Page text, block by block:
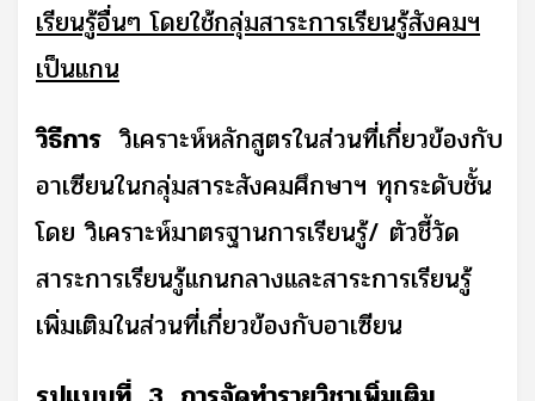
เรียนรู้อื่นๆ โดยใช้กลุ่มสาระการเรียนรู้สังคมฯ
เป็นแกน
วิธีการ วิเคราะห์หลักสูตรในส่วนที่เกี่ยวข้องกับ
อาเซียนในกลุ่มสาระสังคมศึกษาฯ ทุกระดับชั้น
โดย วิเคราะห์มาตรฐานการเรียนรู้/ ตัวชี้วัด
สาระการเรียนรู้แกนกลางและสาระการเรียนรู้
เพิ่มเติมในส่วนที่เกี่ยวข้องกับอาเซียน